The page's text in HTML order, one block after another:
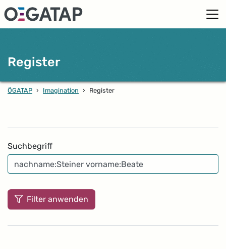
Register
ÖGATAP › Imagination › Register
Suchbegriff
Filter anwenden